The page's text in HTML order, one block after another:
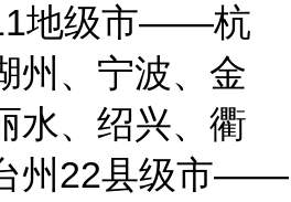
地级市——杭
州、宁波、金
水、绍兴、衢
州22县级市——